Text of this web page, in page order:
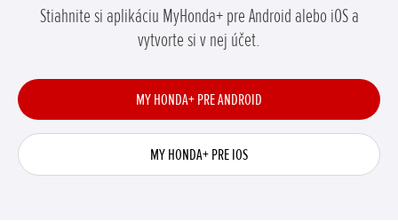
Stiahnite si aplikáciu MyHonda+ pre Android alebo iOS a
vytvorte si v nej účet.
MY HONDA+ PRE ANDROID
MY HONDA+ PRE IOS